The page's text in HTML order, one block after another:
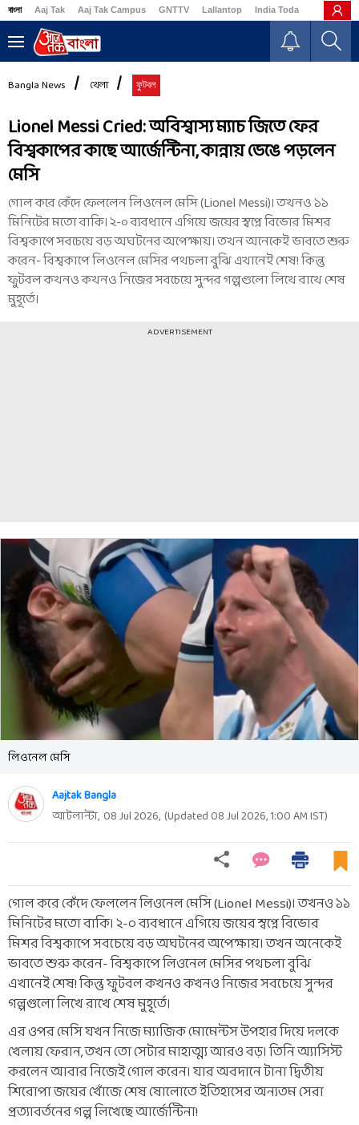
বাংলা Aaj Tak Aaj Tak Campus GNTTV Lallantop India Today Business
Bangla News খেলা ফুটবল
Lionel Messi Cried: অবিশ্বাস্য ম্যাচ জিতে ফের
বিশ্বকাপের কাছে আর্জেন্টিনা, কান্নায় ভেঙে পড়লেন
মেসি
গোল করে কেঁদে ফেললেন লিওনেল মেসি (Lionel Messi)। তখনও ১১
মিনিটের মতো বাকি। ২-০ ব্যবধানে এগিয়ে জয়ের স্বপ্নে বিভোর মিশর
বিশ্বকাপে সবচেয়ে বড় অঘটনের অপেক্ষায়। তখন অনেকেই ভাবতে শুরু
করেন- বিশ্বকাপে লিওনেল মেসির পথচলা বুঝি এখানেই শেষ! কিন্তু
ফুটবল কখনও কখনও নিজের সবচেয়ে সুন্দর গল্পগুলো লিখে রাখে শেষ
মুহূর্তে।
ADVERTISEMENT
লিওনেল মেসি
Aajtak Bangla
আটলান্টা, 08 Jul 2026, (Updated 08 Jul 2026, 1:00 AMIST)
গোল করে কেঁদে ফেললেন লিওনেল মেসি (Lionel Messi)। তখনও ১১
মিনিটের মতো বাকি। ২-০ ব্যবধানে এগিয়ে জয়ের স্বপ্নে বিভোর
মিশর বিশ্বকাপে সবচেয়ে বড় অঘটনের অপেক্ষায়। তখন অনেকেই
ভাবতে শুরু করেন- বিশ্বকাপে লিওনেল মেসির পথচলা বুঝি
এখানেই শেষ! কিন্তু ফুটবল কখনও কখনও নিজের সবচেয়ে সুন্দর
গল্পগুলো লিখে রাখে শেষ মুহূর্তে।
এর ওপর মেসি যখন নিজে ম্যাজিক মোমেন্টস উপহার দিয়ে দলকে
খেলায় ফেরান, তখন তো সেটার মাহাত্ম্য আরও বড়। তিনি অ্যাসিস্ট
করলেন আবার নিজেই গোল করেন। যার অবদানে টানা দ্বিতীয়
শিরোপা জয়ের খোঁজে শেষ ষোলোতে ইতিহাসের অন্যতম সেরা
প্রত্যাবর্তনের গল্প লিখেছে আর্জেন্টিনা!